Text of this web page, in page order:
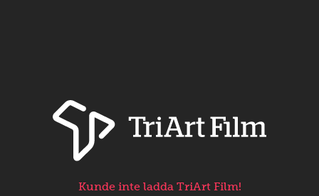
Kunde inte ladda TriArt Film!